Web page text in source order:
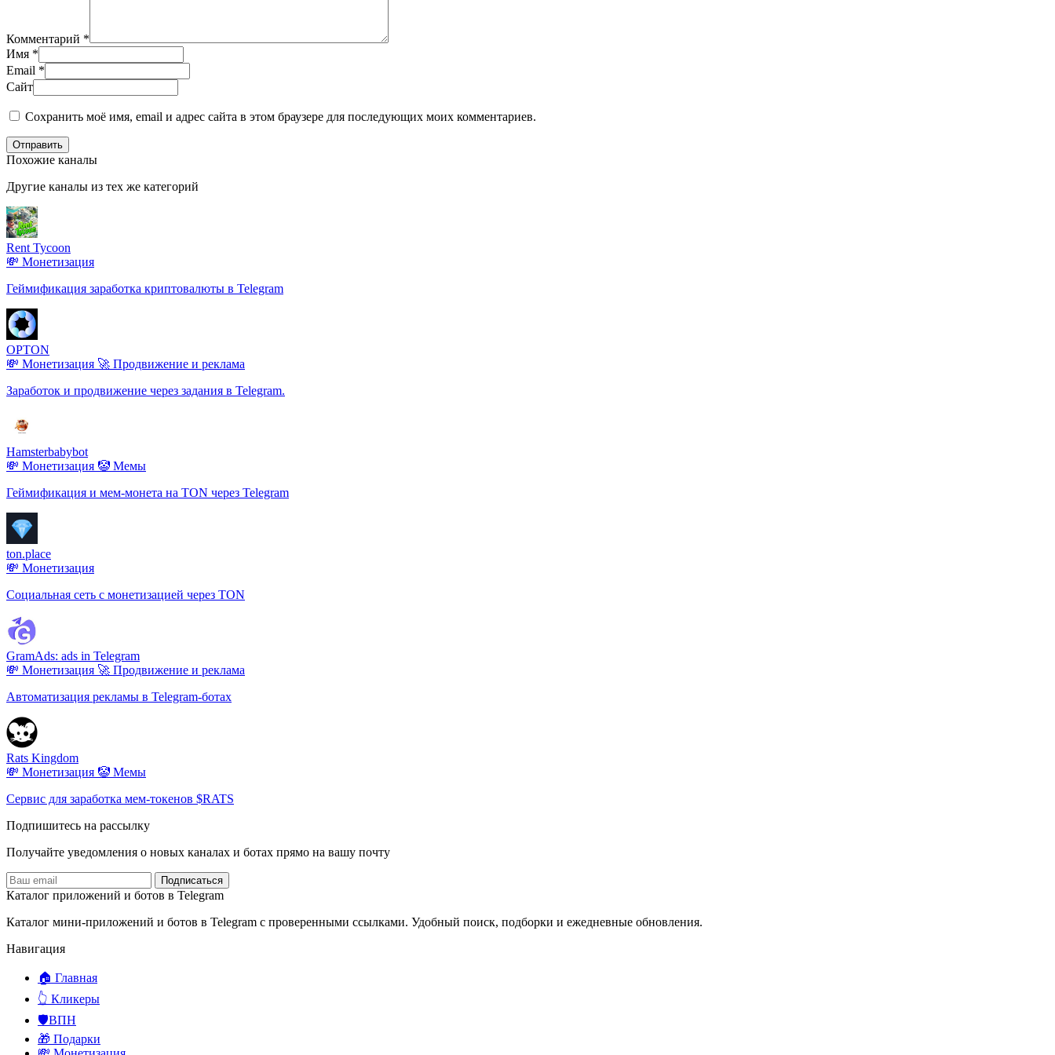
Комментарий *
Имя *
Email *
Сайт
Сохранить моё имя, email и адрес сайта в этом браузере для последующих моих комментариев.
Отправить
Похожие каналы
Другие каналы из тех же категорий
Rent Tycoon
💸 Монетизация
Геймификация заработка криптовалюты в Telegram
OPTON
💸 Монетизация 🚀 Продвижение и реклама
Заработок и продвижение через задания в Telegram.
Hamsterbabybot
💸 Монетизация 🤡 Мемы
Геймификация и мем-монета на TON через Telegram
ton.place
💸 Монетизация
Социальная сеть с монетизацией через TON
GramAds: ads in Telegram
💸 Монетизация 🚀 Продвижение и реклама
Автоматизация рекламы в Telegram-ботах
Rats Kingdom
💸 Монетизация 🤡 Мемы
Сервис для заработка мем-токенов $RATS
Подпишитесь на рассылку
Получайте уведомления о новых каналах и ботаx прямо на вашу почту
Подписаться
Каталог приложений и ботов в Telegram
Каталог мини-приложений и ботов в Telegram с проверенными ссылками. Удобный поиск, подборки и ежедневные обновления.
Навигация
🏠 Главная
👆 Кликеры
🛡️ВПН
🎁 Подарки